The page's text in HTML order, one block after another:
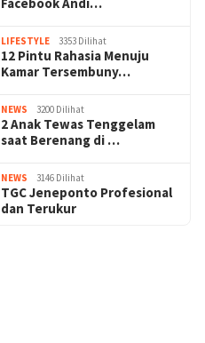
LIFESTYLE 3353 Dilihat
12 Pintu Rahasia Menuju
Kamar Tersembuny…
NEWS 3200 Dilihat
2 Anak Tewas Tenggelam
saat Berenang di …
NEWS 3146 Dilihat
TGC Jeneponto Profesional
dan Terukur